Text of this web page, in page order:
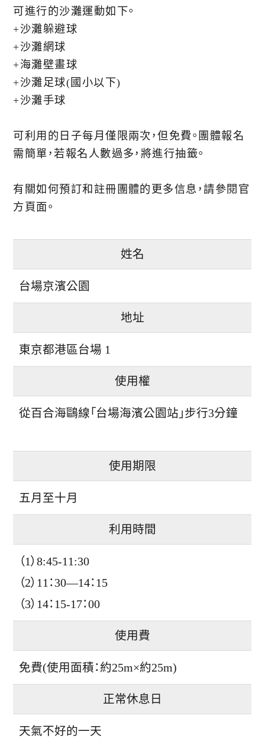
可進行的沙灘運動如下。
+︎沙灘躲避球
+︎沙灘網球
+︎海灘壁畫球
+︎沙灘足球(國小以下)
+︎沙灘手球
可利用的日子每月僅限兩次，但免費。團體報名
需簡單，若報名人數過多，將進行抽籤。
有關如何預訂和註冊團體的更多信息，請參閱官
方頁面。
姓名
台場京濱公園
地址
東京都港區台場 1
使用權
從百合海鷗線「台場海濱公園站」步行3分鐘
使用期限
五月至十月
利用時間
（1）8:45-11:30
（2）11：30—14：15
（3）14：15-17：00
使用費
免費(使用面積：約25m×約25m)
正常休息日
天氣不好的一天